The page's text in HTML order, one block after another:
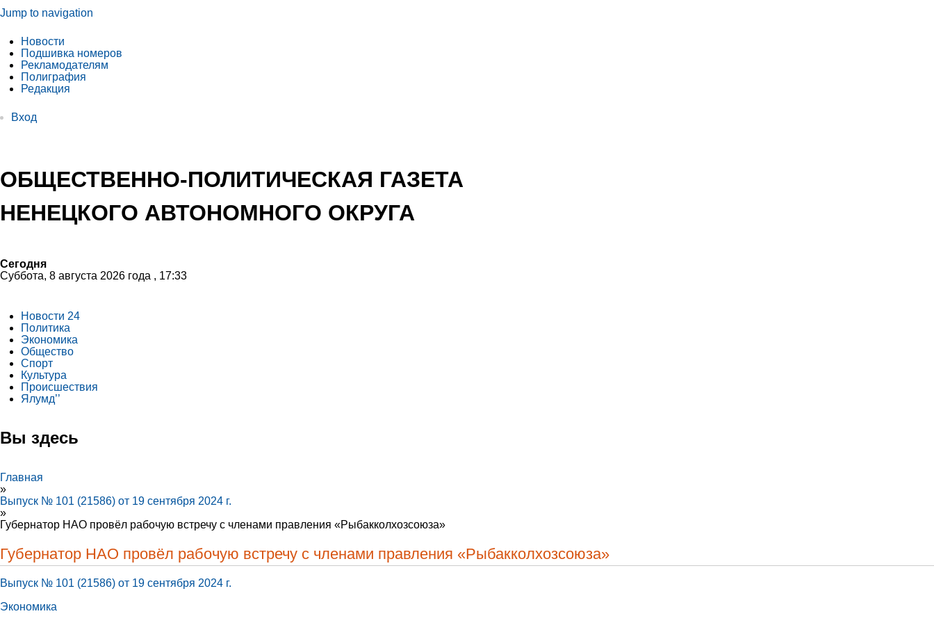
Jump to navigation
Новости
Подшивка номеров
Рекламодателям
Полиграфия
Редакция
Вход
ОБЩЕСТВЕННО-ПОЛИТИЧЕСКАЯ ГАЗЕТА
НЕНЕЦКОГО АВТОНОМНОГО ОКРУГА
Сегодня
Суббота, 8 августа 2026 года , 17:33
Новости 24
Политика
Экономика
Общество
Спорт
Культура
Происшествия
Ялумд’’
Вы здесь
Главная
»
Выпуск № 101 (21586) от 19 сентября 2024 г.
»
Губернатор НАО провёл рабочую встречу с членами правления «Рыбакколхозсоюза»
Губернатор НАО провёл рабочую встречу с членами правления «Рыбакколхозсоюза»
Выпуск № 101 (21586) от 19 сентября 2024 г.
Экономика